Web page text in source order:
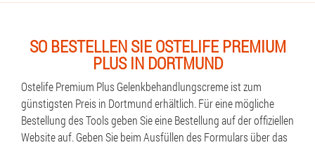
SO BESTELLEN SIE OSTELIFE PREMIUM
PLUS IN DORTMUND
Ostelife Premium Plus Gelenkbehandlungscreme ist zum
günstigsten Preis in Dortmund erhältlich. Für eine mögliche
Bestellung des Tools geben Sie eine Bestellung auf der offiziellen
Website auf. Geben Sie beim Ausfüllen des Formulars über das